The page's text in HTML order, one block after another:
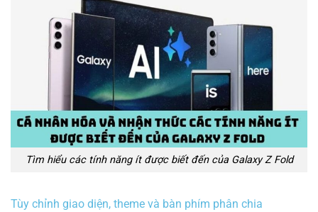
Tìm hiểu các tính năng ít được biết đến của Galaxy Z Fold
Tùy chỉnh giao diện, theme và bàn phím phân chia